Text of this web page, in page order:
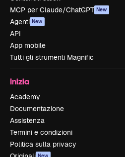
MCP per Claude/ChatGPT New
Agenti New
API
App mobile
Tutti gli strumenti Magnific
Inizia
Academy
Documentazione
Assistenza
Termini e condizioni
Politica sulla privacy